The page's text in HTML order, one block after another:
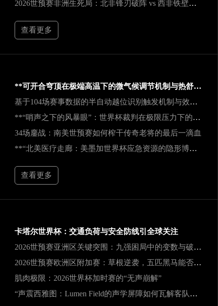
2026世预赛非洲生死局：北非锋刃破阵 vs 西非铁壁封喉
查看更多
**可开合穹顶在极端高温下的微气候调节机制与热舒适性效能评估——以SoFi Stadium为例**
基于104场赛事数据的半自动越位识别触发机制与效能实证研究
**“哨声之下的风暴眼”：世界杯裁判在极限压力下的神经与生理共振解析**
34场鏖战：南美世预赛如何榨干传奇老将的最后一滴血
**“北美医疗走廊：美墨加世界杯应急资源的隐形博弈”**
查看更多
卡塔尔世界杯：交通负荷与安全防线引全球关注
2026世预赛亚洲区关键突围：九强困局中的变数与破局之道
2026世预赛欧洲区附加赛：草根逆袭，五匹黑马能否撕裂旧格局？
肌肉极限：2026世界杯加时赛的“无声崩解”
“声震西雅图：Lumen Field的声学屏障如何瓦解客队进攻，与2026世界杯的降噪博弈”